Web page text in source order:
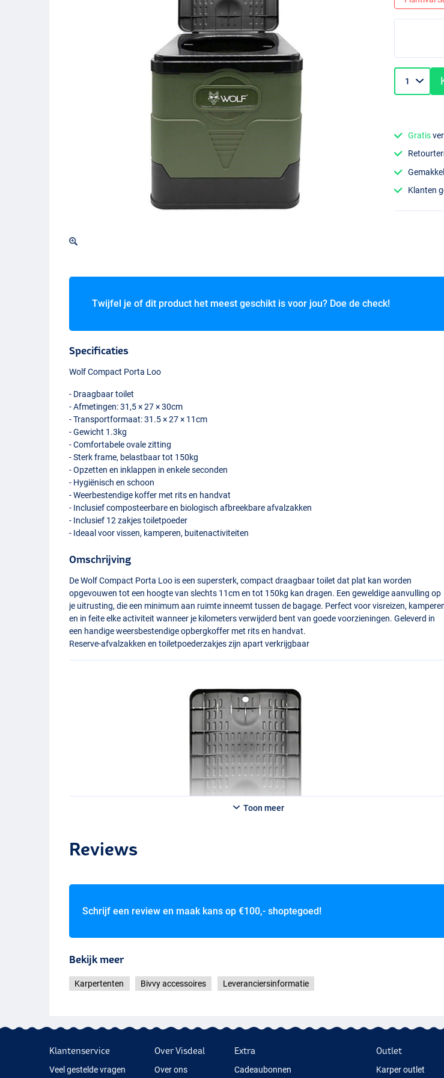
Gratis
Klanten
Twijfel je of dit product het meest geschikt is voor jou? Doe de check!
Specificaties
Wolf Compact Porta Loo
- Draagbaar toilet
- Afmetingen: 31,5 × 27 × 30cm
- Transportformaat: 31.5 × 27 × 11cm
- Gewicht 1.3kg
- Comfortabele ovale zitting
- Sterk frame, belastbaar tot 150kg
- Opzetten en inklappen in enkele seconden
- Hygiënisch en schoon
- Weerbestendige koffer met rits en handvat
- Inclusief composteerbare en biologisch afbreekbare afvalzakken
- Inclusief 12 zakjes toiletpoeder
- Ideaal voor vissen, kamperen, buitenactiviteiten
Omschrijving
De Wolf Compact Porta Loo is een supersterk, compact draagbaar toilet dat plat kan worden
opgevouwen tot een hoogte van slechts 11cm en tot 150kg kan dragen. Een geweldige aanvulling op
je uitrusting, die een minimum aan ruimte inneemt tussen de bagage. Perfect voor visreizen,
en in feite elke activiteit wanneer je kilometers verwijderd bent van goede voorzieningen. Geleverd in
een handige weersbestendige opbergkoffer met rits en handvat.
Reserve-afvalzakken en toiletpoederzakjes zijn apart verkrijgbaar
Toon meer
Reviews
Schrijf een review en maak kans op €100,- shoptegoed!
Bekijk meer
Karpertenten Bivvy accessoires Leveranciersinformatie
Klantenservice
Veel gestelde vragen
Over Visdeal
Over ons
Extra
Cadeaubonnen
Outlet
Karper outlet